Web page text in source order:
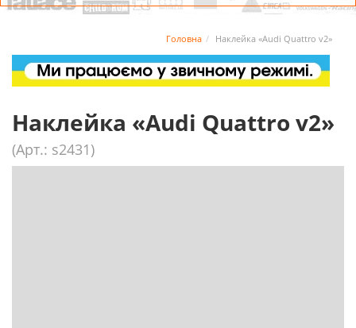
Головна Наклейка «Audi Quattro v2»
Наклейка «Audi Quattro v2»
(Арт.: s2431)